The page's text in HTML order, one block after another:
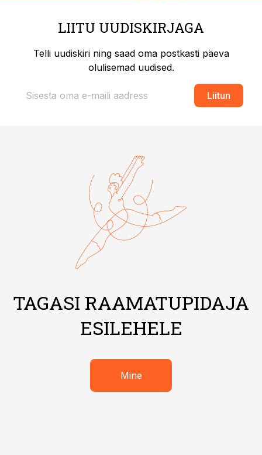
LIITU UUDISKIRJAGA
Telli uudiskiri ning saad oma postkasti päeva
olulisemad uudised.
Liitun
TAGASI RAAMATUPIDAJA
ESILEHELE
Mine